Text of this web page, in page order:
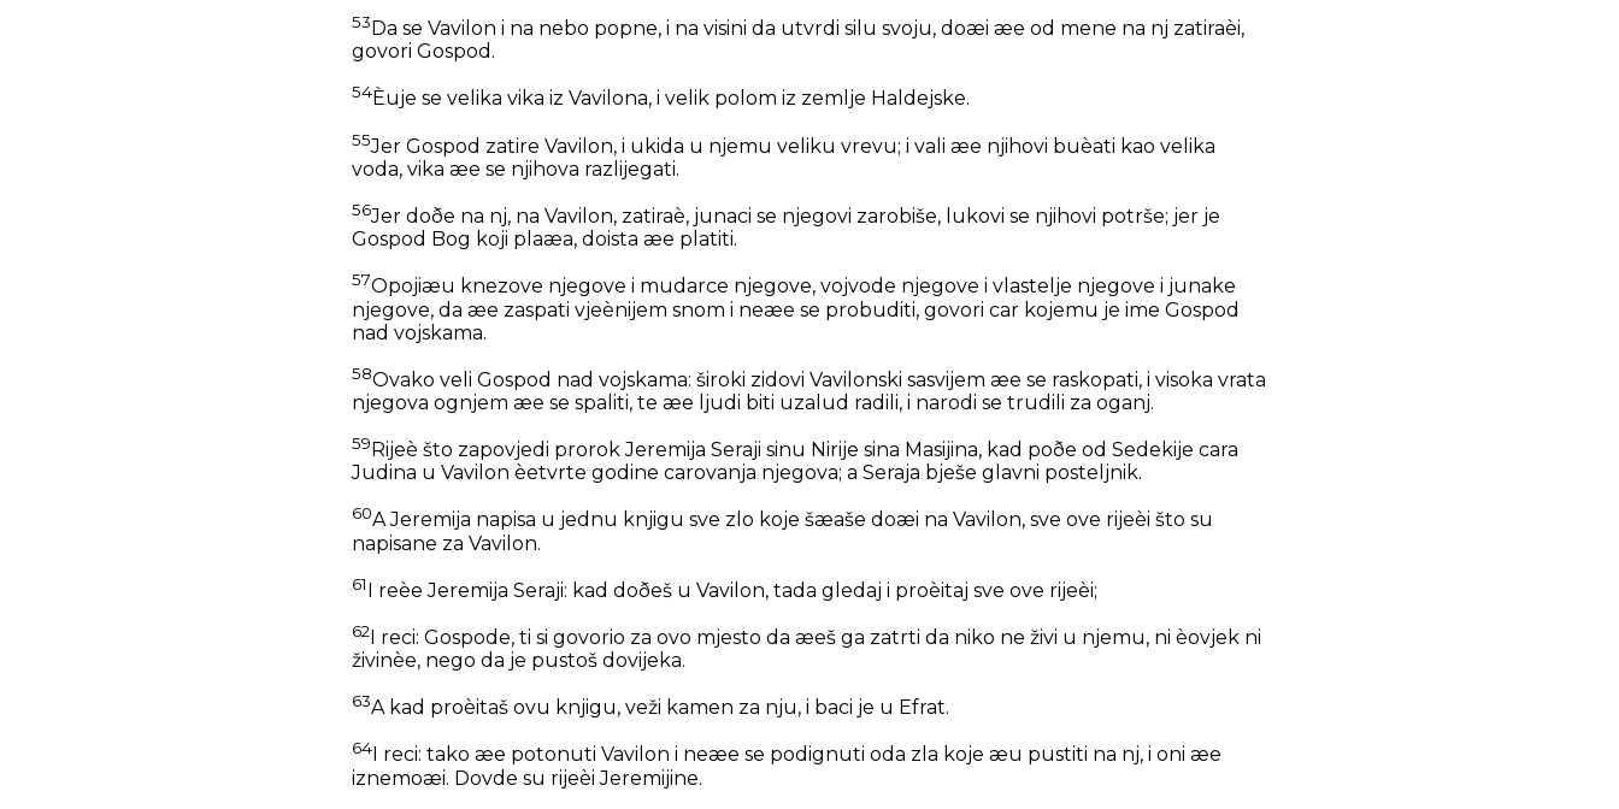
53 Da se Vavilon i na nebo popne, i na visini da utvrdi silu svoju, doæi æe od mene na nj zatiraèi,
govori Gospod.
54Èuje se velika vika iz Vavilona, i velik polom iz zemlje Haldejske.
55Jer Gospod zatire Vavilon, i ukida u njemu veliku vrevu; i vali æe njihovi buèati kao velika
voda, vika æe se njihova razlijegati.
56Jer doðe na nj, na Vavilon, zatiraè, junaci se njegovi zarobiše, lukovi se njihovi potrše; jer je
Gospod Bog koji plaæa, doista æe platiti.
57Opojiæu knezove njegove i mudarce njegove, vojvode njegove i vlastelje njegove i junake
njegove, da æe zaspati vjeènijem snom i neæe se probuditi, govori car kojemu je ime Gospod
nad vojskama.
58Ovako veli Gospod nad vojskama: široki zidovi Vavilonski sasvijem æe se raskopati, i visoka vrata
njegova ognjem æe se spaliti, te æe ljudi biti uzalud radili, i narodi se trudili za oganj.
59 Rijeè što zapovjedi prorok Jeremija Seraji sinu Nirije sina Masijina, kad poðe od Sedekije cara
Judina u Vavilon èetvrte godine carovanja njegova; a Seraja bješe glavni posteljnik.
60A Jeremija napisa u jednu knjigu sve zlo koje šæaše doæi na Vavilon, sve ove rijeèi što su
napisane za Vavilon.
61I reèe Jeremija Seraji: kad doðeš u Vavilon, tada gledaj i proèitaj sve ove rijeèi;
62
I reci: Gospode, ti si govorio za ovo mjesto da æeš ga zatrti da niko ne živi u njemu, ni èovjek ni
živinèe, nego da je pustoš dovijeka.
63A kad proèitaš ovu knjigu, veži kamen za nju, i baci je u Efrat.
64I reci: tako æe potonuti Vavilon i neæe se podignuti oda zla koje æu pustiti na nj, i oni æe
iznemoæi. Dovde su rijeèi Jeremijine.